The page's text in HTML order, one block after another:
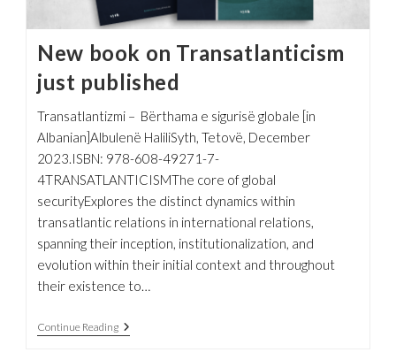
New book on Transatlanticism
just published
Transatlantizmi – Bërthama e sigurisë globale [in
Albanian]Albulenë HaliliSyth, Tetovë, December
2023.ISBN: 978-608-49271-7-
4TRANSATLANTICISMThe core of global
securityExplores the distinct dynamics within
transatlantic relations in international relations,
spanning their inception, institutionalization, and
evolution within their initial context and throughout
their existence to…
Continue ReadingNew
Book